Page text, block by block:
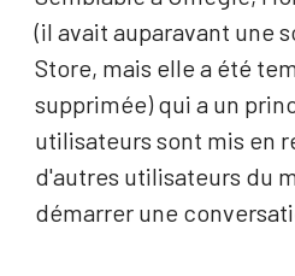
(il avait auparavant une
Store, mais elle a été
supprimée) qui a un
utilisateurs sont mis en
d'autres utilisateurs du
démarrer une